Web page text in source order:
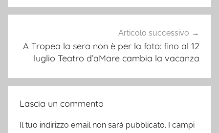
Articolo successivo
A Tropea la sera non è per la foto: fino al 12
luglio Teatro d’aMare cambia la vacanza
Lascia un commento
Il tuo indirizzo email non sarà pubblicato. I campi